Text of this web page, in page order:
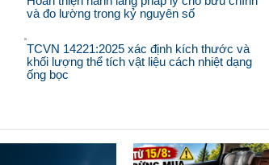
và đo lường trong kỷ nguyên số
TCVN 14221:2025 xác định kích thước và
khối lượng thể tích vật liệu cách nhiệt dạng
ống bọc